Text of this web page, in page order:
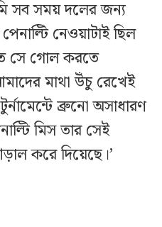
সব সময় দলের জন্য
নেওয়াটাই ছিল
সে গোল করতে
মাথা উঁচু রেখেই
ব্রুনো অসাধারণ
মিস তার সেই
করে দিয়েছে।’